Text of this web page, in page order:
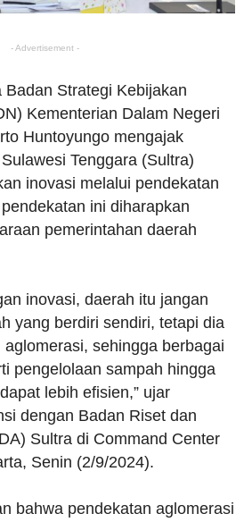
- Advertisement -
Badan Strategi Kebijakan
Kementerian Dalam Negeri
Huntoyungo mengajak
Tenggara (Sultra)
inovasi melalui pendekatan
ini diharapkan
pemerintahan daerah
inovasi, daerah itu jangan
yang berdiri sendiri, tetapi dia
sehingga berbagai
pengelolaan sampah hingga
lebih efisien,” ujar
dengan Badan Riset dan
Sultra di Command Center
Senin (2/9/2024).
bahwa pendekatan aglomerasi